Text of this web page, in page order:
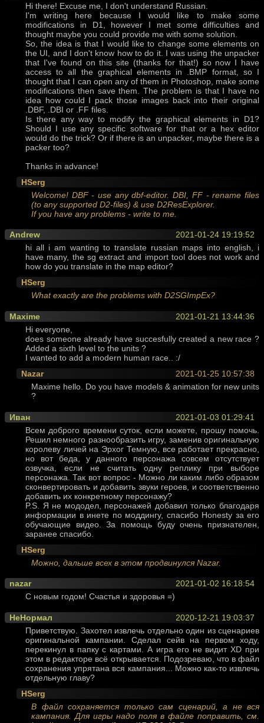
Hi there! Excuse me, I don't understand Russian.
I'm writing here because I would like to make some
modifications in D1, however I met some difficulties and
thought maybe you could provide me with some solution.
So, the idea is that I would like to change some elements on
the UI, and I don't know how to do it. I was using the unpacker
that I've found on this site (thanks for that!) so now I have
access to all the graphical elements in .BMP format, so I
thought that I can open any of them in Photoshop, make some
modifications then save them. The problem is that I have no
idea how could I pack those images back into their original
.DBF, .DBI or .FF files.
Is there any way to modify the graphical elements in D1?
Should I use any specific software for that or a hex editor
would do the trick? Or if there is an unpacker, maybe there is a
packer too?
Thanks in advance!
HSerg
Welcome! DBF - use any dbf-editor. DBI, FF - rename files
(to any supported D2-files) & use D2ResExplorer.
If you have any problems - write to me.
2021-01-24 19:19:52
Andrew
hi all i am wanting to translate russian maps into english, i
have many, the sg extract and import tool does not work and
how do you translate in the map editor?
HSerg
What exactly are the problems with D2SGImpEx?
2021-01-21 13:44:36
Maxime
Hi everyone,
does someone already have succesfully created a new race ?
Added a sixth level to the units ?
I wanted to add a modern human race.. :/
2021-01-25 10:57:38
Nazar
Maxime hello. Do you have models & animation for new units
?
2021-01-03 01:29:41
Иван
Всем доброго времени суток, если можете, прошу помочь.
Решил немного разнообразить игру, заменив оригинальную
королеву личей на Эрхог Темную, все работает прекрасно,
но вот беда, у данного персонажа совсем отсутствует
озвучка, если не считать одну реплику при выборе
персонажа. Так вот вопрос - Можно ли каким либо образом
сконвертировать и добавить звуки героев, и соответственно
добавить их конкретному персонажу?
P.S. Я не мододел, персонажей добавил только благодаря
информации в инете по моддингу, спасибо Honestу за его
обучающие видео. За помощь буду очень признателен,
заранее спасибо.
HSerg
Можно, дальше всех в этом продвинулся Nazar.
2021-01-02 16:18:54
nazar
C новым годом! Счастья и здоровья =)
2020-12-21 19:03:37
НеНормал
Приветствую. Захотел извлечь отдельно один из сценариев
оригинальной кампании. Сделал сейв на первом ходу,
перекинул в папку с картами. А игра его не видит XD при
этом в редакторе всё открывается. Подозреваю, что в файл
сохранения упрятана вся кампания... Можно как-то извлечь
отдельную главу?
HSerg
В файл сохраняется только сам сценарий, а не вся
кампания. Для игры надо поля в файле поправить, см.